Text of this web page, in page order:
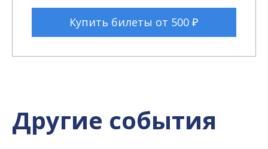
Купить билеты от 500 ₽
Другие события